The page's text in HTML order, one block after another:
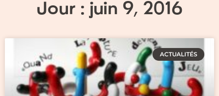
Jour : juin 9, 2016
ACTUALITÉS